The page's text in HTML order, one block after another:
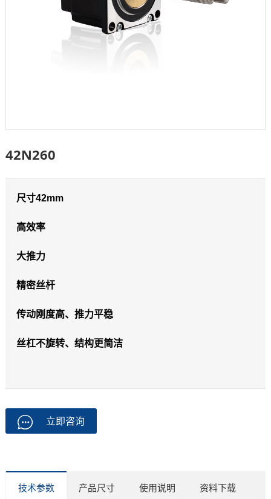
42N260
尺寸42mm
高效率
大推力
精密丝杆
传动刚度高、推力平稳
丝杠不旋转、结构更简洁
立即咨询
技术参数 产品尺寸 使用说明 资料下载